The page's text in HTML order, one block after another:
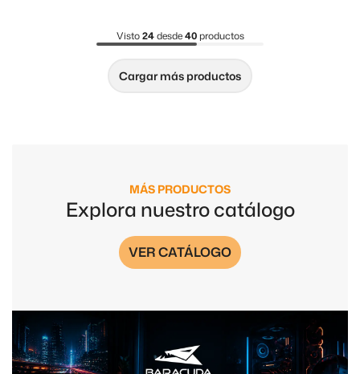
Visto24desde40productos
Cargar más productos
MÁS PRODUCTOS
Explora nuestro catálogo
VER CATÁLOGO